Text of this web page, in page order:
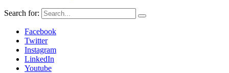
Search for:
Facebook
Twitter
Instagram
LinkedIn
Youtube